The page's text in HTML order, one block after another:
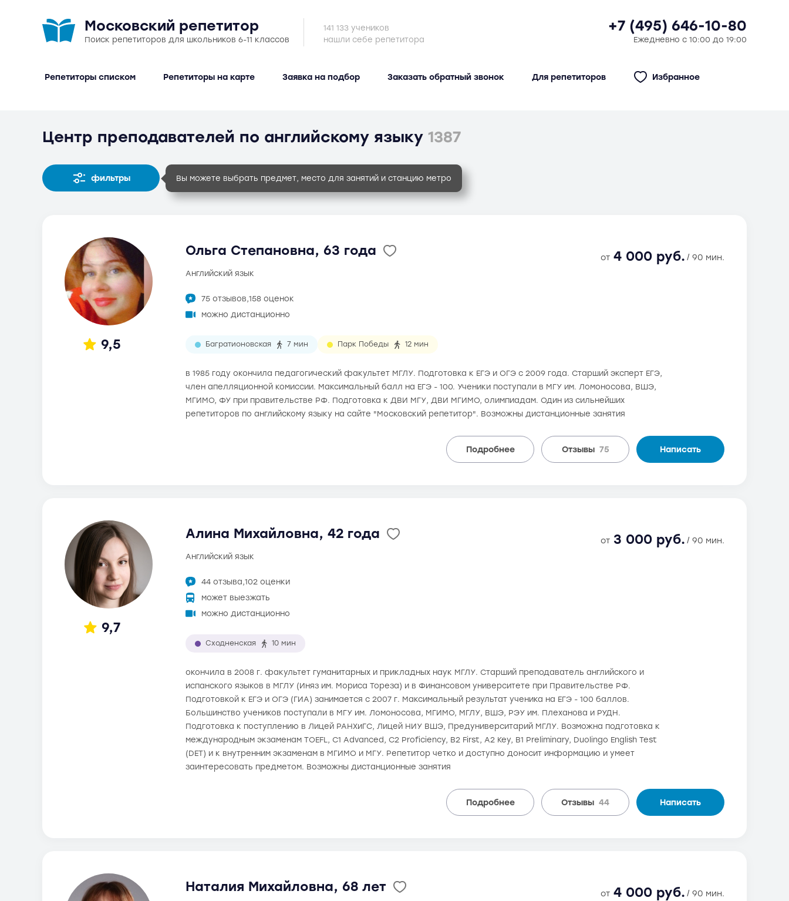
Московский репетитор +7 (495) 646-10-80
Поиск репетиторов для школьников 6-11 классов Ежедневно с 10:00 до 19:00
141 133 учеников
нашли себе репетитора
Репетиторы списком Репетиторы на карте Заявка на подбор Заказать обратный звонок Для репетиторов Избранное
Центр преподавателей по английскому языку 1387
фильтры Вы можете выбрать предмет, место для занятий и станцию метро
9,5
Ольга Степановна, 63 года от 4 000 руб. / 90 мин.
английский язык
75 отзывов,158 оценок
можно дистанционно
Багратионовская 7 мин Парк Победы 12 мин
в 1985 году окончила педагогический факультет МГЛУ. Подготовка к ЕГЭ и ОГЭ с 2009 года. Старший эксперт ЕГЭ,
член апелляционной комиссии. Максимальный балл на ЕГЭ - 100. Ученики поступали в МГУ им. Ломоносова, ВШЭ,
МГИМО, ФУ при правительстве РФ. Подготовка к ДВИ МГУ, ДВИ МГИМО, олимпиадам. Один из сильнейших
репетиторов по английскому языку на сайте "Московский репетитор". Возможны дистанционные занятия
Подробнее Отзывы 75 Написать
9,7
Алина Михайловна, 42 года от 3 000 руб. / 90 мин.
английский язык
44 отзыва,102 оценки
может выезжать
можно дистанционно
Сходненская 10 мин
окончила в 2008 г. факультет гуманитарных и прикладных наук МГЛУ. Старший преподаватель английского и
испанского языков в МГЛУ (Иняз им. Мориса Тореза) и в Финансовом университете при Правительстве РФ.
Подготовкой к ЕГЭ и ОГЭ (ГИА) занимается с 2007 г. Максимальный результат ученика на ЕГЭ - 100 баллов.
Большинство учеников поступали в МГУ им. Ломоносова, МГИМО, МГЛУ, ВШЭ, РЭУ им. Плеханова и РУДН.
Подготовка к поступлению в Лицей РАНХиГС, Лицей НИУ ВШЭ, Предуниверситарий МГЛУ. Возможна подготовка к
международным экзаменам TOEFL, C1 Advanced, C2 Proficiency, B2 First, A2 Key, B1 Preliminary, Duolingo English Test
(DET) и к внутренним экзаменам в МГИМО и МГУ. Репетитор четко и доступно доносит информацию и умеет
заинтересовать предметом. Возможны дистанционные занятия
Подробнее Отзывы 44 Написать
Наталия Михайловна, 68 лет от 4 000 руб. / 90 мин.